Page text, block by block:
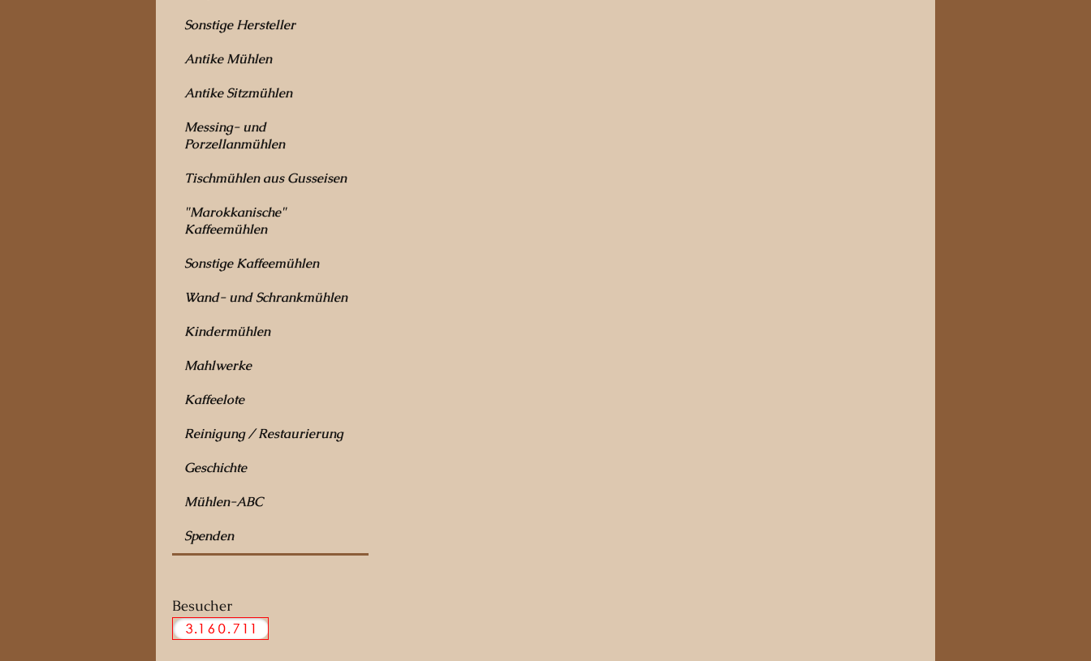
Sonstige Hersteller
Antike Mühlen
Antike Sitzmühlen
Messing- und
Porzellanmühlen
Tischmühlen aus Gusseisen
"Marokkanische"
Kaffeemühlen
Sonstige Kaffeemühlen
Wand- und Schrankmühlen
Kindermühlen
Mahlwerke
Kaffeelote
Reinigung / Restaurierung
Geschichte
Mühlen-ABC
Spenden
Besucher